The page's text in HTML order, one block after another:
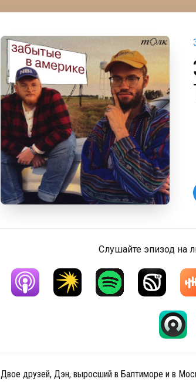
Слушайте эпизод на
Двое друзей, Дэн, выросший в Балтиморе и в